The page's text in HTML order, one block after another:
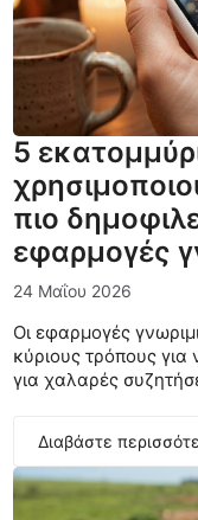
5
πιο
εφαρμογές
24 Μαΐου 2026
Οι εφαρμογές
κύριους τρόπους
για χαλαρές
Διαβάστε